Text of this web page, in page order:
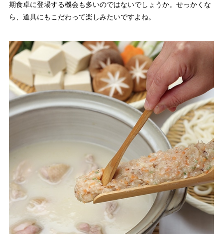
期食卓に登場する機会も多いのではないでしょうか。せっかくな
ら、道具にもこだわって楽しみたいですよね。